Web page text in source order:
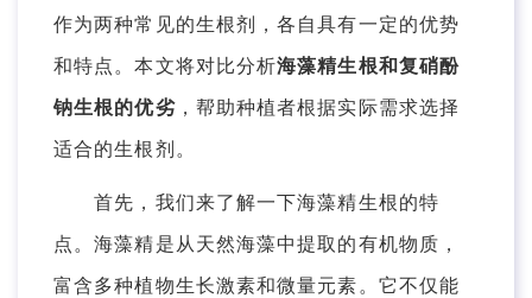
作为两种常见的生根剂，各自具有一定的优势
和特点。本文将对比分析海藻精生根和复硝酚
钠生根的优劣，帮助种植者根据实际需求选择
适合的生根剂。
首先，我们来了解一下海藻精生根的特
点。海藻精是从天然海藻中提取的有机物质，
富含多种植物生长激素和微量元素。它不仅能